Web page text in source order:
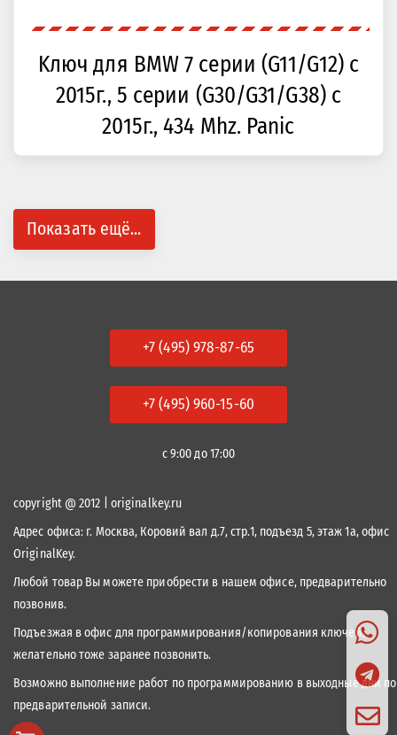
Kлюч для BMW 7 серии (G11/G12) с
2015г., 5 серии (G30/G31/G38) с
2015г., 434 Mhz. Panic
Показать ещё...
+7 (495) 978-87-65
+7 (495) 960-15-60
с 9:00 до 17:00
copyright @ 2012 | originalkey.ru
Адрес офиса: г. Москва, Коровий вал д.7, стр.1, подъезд 5, этаж 1а, офис
OriginalKey.
Любой товар Вы можете приобрести в нашем офисе, предварительно
позвонив.
Подъезжая в офис для программирования/копирования ключей,
желательно тоже заранее позвонить.
Возможно выполнение работ по программированию в выходные дни по
предварительной записи.